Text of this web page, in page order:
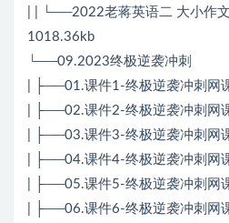
| | └──2022老蒋英语二 大小作
1018.36kb
└──09.2023终极逆袭冲刺
| ├──01.课件1-终极逆袭冲刺网
| ├──02.课件2-终极逆袭冲刺网
| ├──03.课件3-终极逆袭冲刺网
| ├──04.课件4-终极逆袭冲刺网
| ├──05.课件5-终极逆袭冲刺网
| ├──06.课件6-终极逆袭冲刺网